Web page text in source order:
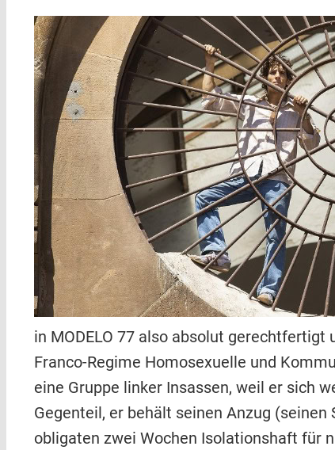
in MODELO 77 also absolut
Franco-Regime Homosexuelle und
eine Gruppe linker Insassen, weil er sich
Gegenteil, er behält seinen Anzug
obligaten zwei Wochen Isolationshaft für